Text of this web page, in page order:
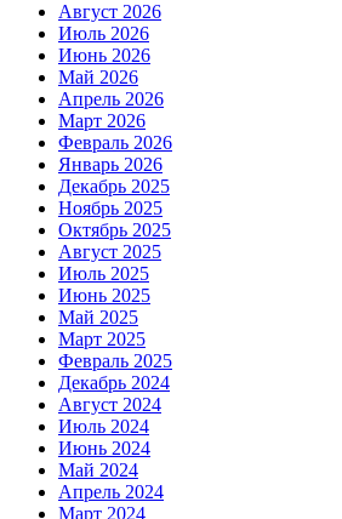
Август 2026
Июль 2026
Июнь 2026
Май 2026
Апрель 2026
Март 2026
Февраль 2026
Январь 2026
Декабрь 2025
Ноябрь 2025
Октябрь 2025
Август 2025
Июль 2025
Июнь 2025
Май 2025
Март 2025
Февраль 2025
Декабрь 2024
Август 2024
Июль 2024
Июнь 2024
Май 2024
Апрель 2024
Март 2024